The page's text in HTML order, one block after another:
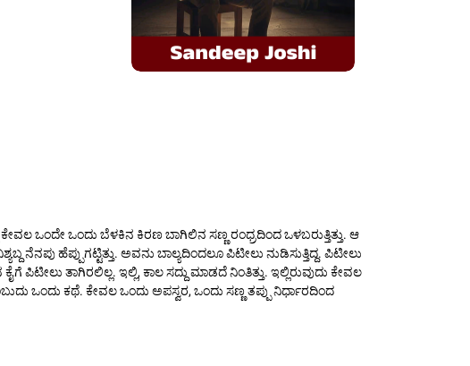
ಒಂದೇ ಒಂದು ಬೆಳಕಿನ ಕಿರಣ ಬಾಗಿಲಿನ ಸಣ್ಣ ರಂಧ್ರದಿಂದ ಒಳಬರುತ್ತಿತ್ತು. ಆ
ಹೆಪ್ಪುಗಟ್ಟಿತ್ತು. ಅವನು ಬಾಲ್ಯದಿಂದಲೂ ಪಿಟೀಲು ನುಡಿಸುತ್ತಿದ್ದ. ಪಿಟೀಲು
ತಾಗಿರಲಿಲ್ಲ. ಇಲ್ಲಿ, ಕಾಲ ಸದ್ದು ಮಾಡದೆ ನಿಂತಿತ್ತು. ಇಲ್ಲಿರುವುದು ಕೇವಲ
ಒಂದು ಕಥೆ. ಕೇವಲ ಒಂದು ಅಪಸ್ವರ, ಒಂದು ಸಣ್ಣ ತಪ್ಪು ನಿರ್ಧಾರದಿಂದ